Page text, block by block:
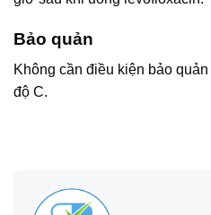
Bảo quản
Không cần điều kiện bảo
độ C.